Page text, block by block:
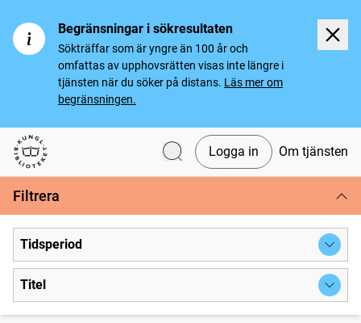
Begränsningar i sökresultaten
Sökträffar som är yngre än 100 år och
omfattas av upphovsrätten visas inte längre i
tjänsten när du söker på distans. Läs mer om
begränsningen.
Svenska tidningar
Logga in Om tjänsten
Filtrera
Tidsperiod
Titel